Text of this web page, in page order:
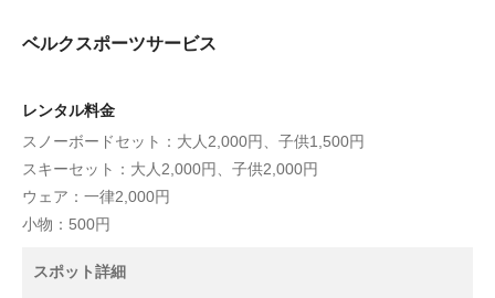
ベルクスポーツサービス
レンタル料金
スノーボードセット：大人2,000円、子供1,500円
スキーセット：大人2,000円、子供2,000円
ウェア：一律2,000円
小物：500円
スポット詳細